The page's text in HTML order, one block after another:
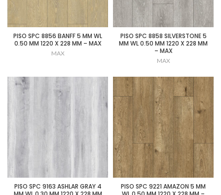
PISO SPC 8856 BANFF 5 MM WL
0.50 MM 1220 X 228 MM – MAX
MAX
PISO SPC 8858 SILVERSTONE 5
MM WL 0.50 MM 1220 X 228 MM
– MAX
MAX
PISO SPC 9163 ASHLAR GRAY 4
PISO SPC 9221 AMAZON 5 MM